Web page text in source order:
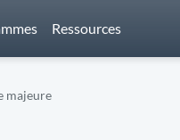
Ressources
majeure